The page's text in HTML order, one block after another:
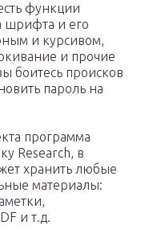
функции
шрифта и его
и курсивом,
и прочие
боитесь происков
пароль на
программа
Research, в
хранить любые
материалы:
и т.д.